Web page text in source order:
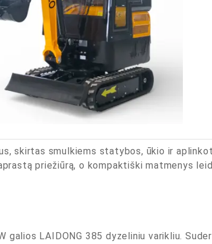
skirtas smulkiems statybos, ūkio ir
priežiūrą, o kompaktiški matmenys
galios LAIDONG 385 dyzeliniu varikliu.